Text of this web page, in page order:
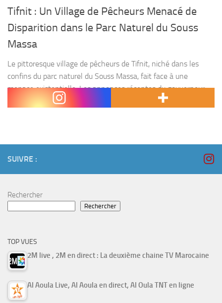
Tifnit : Un Village de Pêcheurs Menacé de
Disparition dans le Parc Naturel du Souss
Massa
Le pittoresque village de pêcheurs de Tifnit, niché dans les
confins du parc naturel du Souss Massa, fait face à une
menace existentielle. Les annonces récentes du gouverneur
ont envoyé des ondes de choc...
SUIVRE :
Rechercher
Rechercher
TOP VUES
2M live , 2M en direct : La deuxième chaine TV Marocaine
Al Aoula Live, Al Aoula en direct, Al Oula TNT en ligne